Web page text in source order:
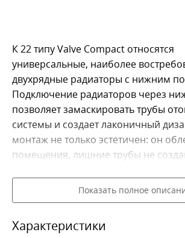
К 22 типу Valve Compact относятся
универсальные, наиболее
двухрядные радиаторы с нижним
Подключение радиаторов через
позволяет замаскировать трубы
системы и создает лаконичный
монтаж не только эстетичен: он
помещения, лишние трубы не
Устройство радиаторов типа 22
Конструкция двухрядных радиаторов
Показать полное
Характеристики